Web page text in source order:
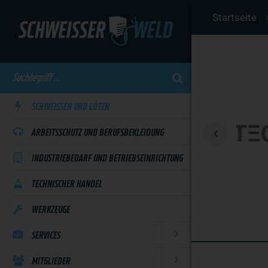
SCHWEISSEN UND LÖTEN
ARBEITSSCHUTZ UND BERUFSBEKLEIDUNG
INDUSTRIEBEDARF UND BETRIEBSEINRICHTUNG
TECHNISCHER HANDEL
WERKZEUGE
SERVICES
MITGLIEDER
main
Startseite